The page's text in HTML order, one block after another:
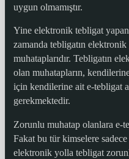
uygun olmamıştır.
Yine elektronik tebligat
zamanda tebligatın
muhataplarıdır. Tebligatın
olan muhatapların,
için kendilerine ait e-tebligat
gerekmektedir.
Zorunlu muhatap olanlara e-
Fakat bu tür kimselere
elektronik yolla tebligat